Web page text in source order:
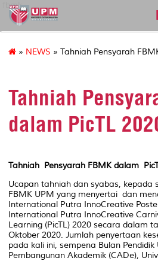
fbmk
» NEWS » Tahniah Pensyarah
Tahniah
dalam PicTL
Tahniah Pensyarah FBMK dalam
Ucapan tahniah dan syabas, kepada
FBMK UPM yang menyertai dan
International Putra InnoCreative
International Putra InnoCreative
Learning (PicTL) 2020 secara dalam
Oktober 2020. Jumlah penyertaan
pada kali ini, sempena Bulan
Pembangunan Akademik (CADe),